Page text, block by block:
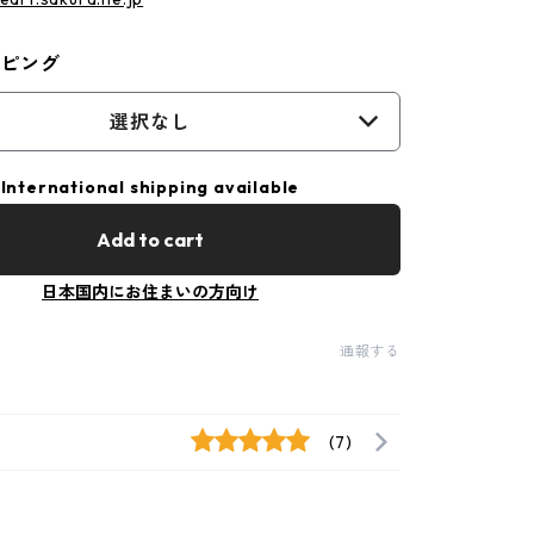
ング
選択なし
International shipping available
Add to cart
日本国内にお住まいの方向け
通報する
(7)